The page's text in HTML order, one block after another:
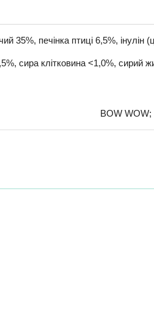
35%, печінка птиці 6,5%, інулін
сира клітковина <1,0%, сирий
BOW WOW;